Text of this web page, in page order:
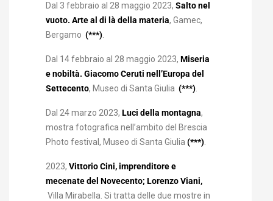
Dal 3 febbraio al 28 maggio 2023, Salto nel
vuoto. Arte al di là della materia, Gamec,
Bergamo (***)
Dal 14 febbraio al 28 maggio 2023, Miseria
e nobiltà. Giacomo Ceruti nell’Europa del
Settecento, Museo di Santa Giulia (***)
Dal 24 marzo 2023, Luci della montagna,
mostra fotografica nell’ambito del Brescia
Photo festival, Museo di Santa Giulia (***)
2023, Vittorio Cini, imprenditore e
mecenate del Novecento; Lorenzo Viani,
Villa Mirabella. Si tratta delle due mostre in